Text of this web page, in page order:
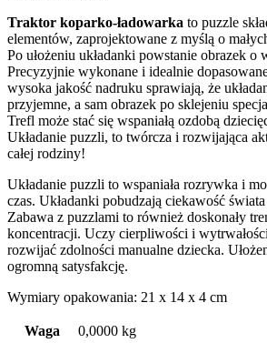
Traktor koparko-ładowarka to puzzle
elementów, zaprojektowane z myślą o
Po ułożeniu układanki powstanie obrazek o
Precyzyjnie wykonane i idealnie
wysoka jakość nadruku sprawiają, że
przyjemne, a sam obrazek po sklejeniu
Trefl może stać się wspaniałą ozdobą
Układanie puzzli, to twórcza i rozwijająca
całej rodziny!
Układanie puzzli to wspaniała rozrywka i
czas. Układanki pobudzają ciekawość
Zabawa z puzzlami to również doskonały
koncentracji. Uczy cierpliwości i
rozwijać zdolności manualne dziecka.
ogromną satysfakcję.
Wymiary opakowania: 21 x 14 x 4 cm
Waga 0,0000 kg